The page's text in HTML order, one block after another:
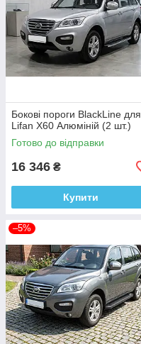
Бокові пороги BlackLine для
Lifan X60 Алюміній (2 шт.)
Готово до відправки
16 346 ₴
Купити
–5%